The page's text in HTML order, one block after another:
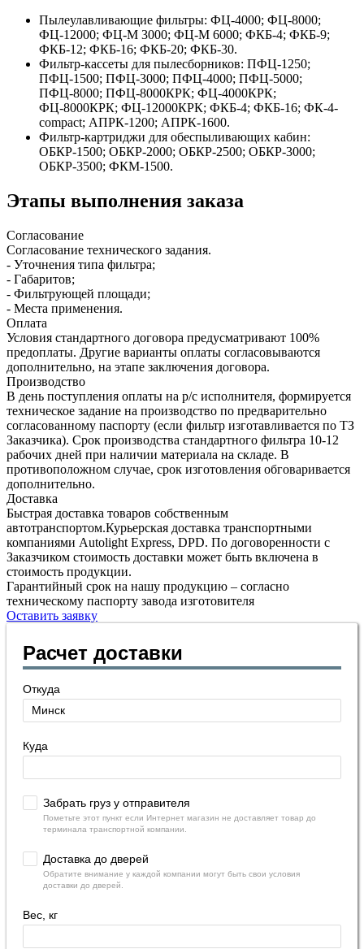
Пылеулавливающие фильтры: ФЦ-4000; ФЦ-8000;
ФЦ-12000; ФЦ-М 3000; ФЦ-М 6000; ФКБ-4; ФКБ-9;
ФКБ-12; ФКБ-16; ФКБ-20; ФКБ-30.
Фильтр-кассеты для пылесборников: ПФЦ-1250;
ПФЦ-1500; ПФЦ-3000; ПФЦ-4000; ПФЦ-5000;
ПФЦ-8000; ПФЦ-8000КРК; ФЦ-4000КРК;
ФЦ-8000КРК; ФЦ-12000КРК; ФКБ-4; ФКБ-16; ФК-4-
compact; АПРК-1200; АПРК-1600.
Фильтр-картриджи для обеспыливающих кабин:
ОБКР-1500; ОБКР-2000; ОБКР-2500; ОБКР-3000;
ОБКР-3500; ФКМ-1500.
Этапы выполнения заказа
Согласование
Согласование технического задания.
- Уточнения типа фильтра;
- Габаритов;
- Фильтрующей площади;
- Места применения.
Оплата
Условия стандартного договора предусматривают 100%
предоплаты. Другие варианты оплаты согласовываются
дополнительно, на этапе заключения договора.
Производство
В день поступления оплаты на р/с исполнителя, формируется
техническое задание на производство по предварительно
согласованному паспорту (если фильтр изготавливается по ТЗ
Заказчика). Срок производства стандартного фильтра 10-12
рабочих дней при наличии материала на складе. В
противоположном случае, срок изготовления обговаривается
дополнительно.
Доставка
Быстрая доставка товаров собственным
автотранспортом.Курьерская доставка транспортными
компаниями Autolight Express, DPD. По договоренности с
Заказчиком стоимость доставки может быть включена в
стоимость продукции.
Гарантийный срок на нашу продукцию – согласно
техническому паспорту завода изготовителя
Оставить заявку
Расчет доставки
Откуда
Куда
Забрать груз у отправителя
Пометьте этот пункт если Интернет магазин не доставляет товар до
терминала транспортной компании.
Доставка до дверей
Обратите внимание у каждой компании могут быть свои условия
доставки до дверей.
Вес, кг